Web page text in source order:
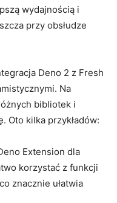
wydajnością i
przy obsłudze
Deno 2 ⁣z⁣ Fresh
Na
bibliotek i⁢
Oto kilka przykładów:
Extension​ dla
korzystać z⁢ funkcji
znacznie​ ułatwia